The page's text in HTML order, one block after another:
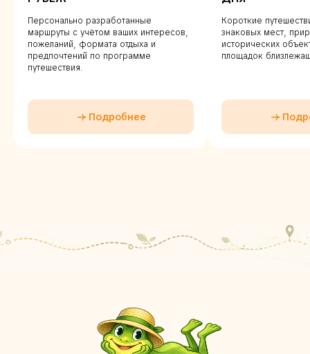
Персонально разработанные
маршруты с учётом ваших интересов,
пожеланий, формата отдыха и
предпочтений по программе
путешествия.
Подробнее
Короткие
знаковых мест,
исторических
площадок